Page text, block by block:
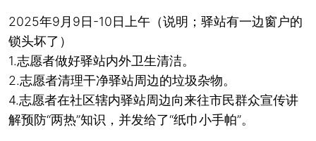
2025年9月9日-10日上午（说明；驿站有一边窗户的
锁头坏了）
1.志愿者做好驿站内外卫生清洁。
2.志愿者清理干净驿站周边的垃圾杂物。
4.志愿者在社区辖内驿站周边向来往市民群众宣传讲
解预防“两热”知识，并发给了“纸巾小手帕”。